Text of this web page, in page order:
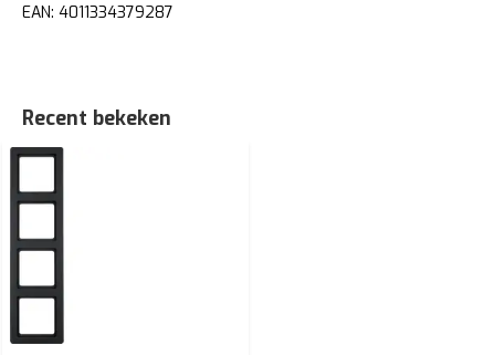
EAN: 4011334379287
Recent bekeken